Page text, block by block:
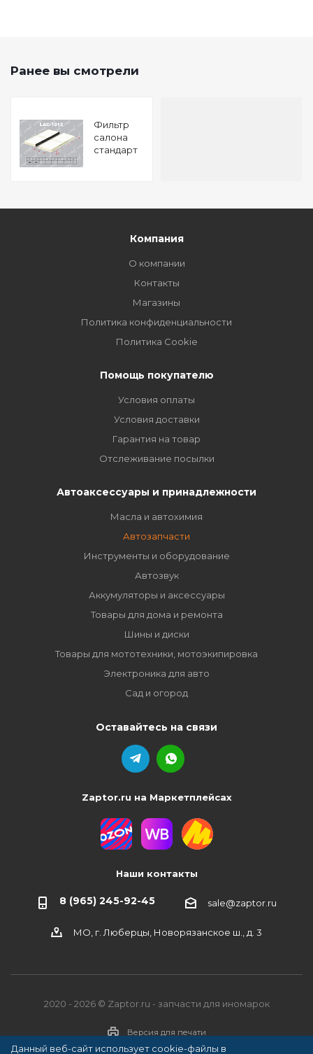
Ранее вы смотрели
Фильтр
салона
стандарт
Компания
О компании
Контакты
Магазины
Политика конфиденциальности
Политика Cookie
Помощь покупателю
Условия оплаты
Условия доставки
Гарантия на товар
Отслеживание посылки
Автоаксессуары и принадлежности
Масла и автохимия
Автозапчасти
Инструменты и оборудование
Автозвук
Аккумуляторы и аксессуары
Товары для дома и ремонта
Шины и диски
Товары для мототехники, мотоэкипировка
Электроника для авто
Сад и огород
Оставайтесь на связи
Zaptor.ru на Маркетплейсах
Наши контакты
8 (965) 245-92-45 sale@zaptor.ru
МО, г. Люберцы, Новорязанское ш., д. 3
2020 - 2026 © Zaptor.ru - запчасти для иномарок
Версия для печати
Данный веб-сайт использует cookie-файлы в